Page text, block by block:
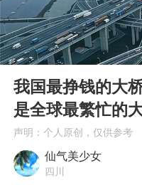
周
白
浙
多
Play
00:00
我国最挣钱的大
是全球最繁忙的
声明：个人原创，仅供参考
仙气美少女
四川